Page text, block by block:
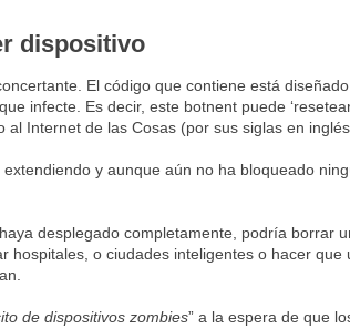
dispositivo
El código que contiene está
infecte. Es decir, este botnent puede
Internet de las Cosas (por sus siglas en inglés
y aunque aún no ha bloqueado
desplegado completamente, podría borrar
hospitales, o ciudades inteligentes o hacer que
de dispositivos zombies” a la espera de que